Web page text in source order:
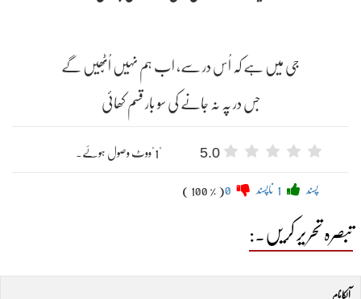
جی میں ہے کہ اُس در سے، اب ہم نہیں اُٹّھیں گے
جس در پہ نہ جانے کی سو بار قسم کھائی
5.0 "1"ووٹ وصول ہوئے۔
پسند ناپسند ( 100 % )
تبصرہ تحریر کریں۔:
آپکا نام